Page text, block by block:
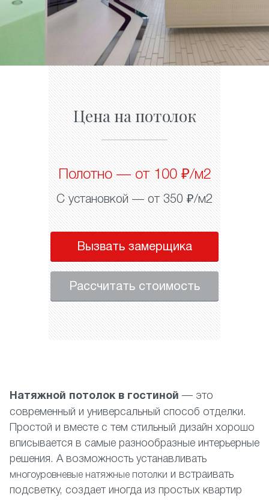
Цена на потолок
Полотно — от 100 ₽/м2
С установкой — от 350 ₽/м2
Вызвать замерщика
Рассчитать стоимость
Натяжной потолок в гостиной — это
современный и универсальный способ отделки.
Простой и вместе с тем стильный дизайн хорошо
вписывается в самые разнообразные интерьерные
решения. А возможность устанавливать
многоуровневые натяжные потолки и встраивать
подсветку, создает иногда из простых квартир